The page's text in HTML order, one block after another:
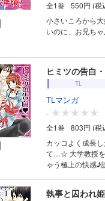
全1巻
550円 (税
小さいころから
いのに、お兄ち
ヒミツの告白
TL
TLマンガ
-
全1巻
803円 (税
カッコよく成長
て…☆ 大学教授を誘惑
ゃう極上の快感♪
執事と囚われ姫